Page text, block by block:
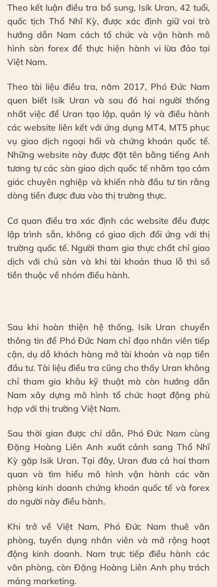
Theo kết luận điều tra bổ sung, Isik Uran, 42 tuổi,
quốc tịch Thổ Nhĩ Kỳ, được xác định giữ vai trò
hướng dẫn Nam cách tổ chức và vận hành mô
hình sàn forex để thực hiện hành vi lừa đảo tại
Việt Nam.
Theo tài liệu điều tra, năm 2017, Phó Đức Nam
quen biết Isik Uran và sau đó hai người thống
nhất việc để Uran tạo lập, quản lý và điều hành
các website liên kết với ứng dụng MT4, MT5 phục
vụ giao dịch ngoại hối và chứng khoán quốc tế.
Những website này được đặt tên bằng tiếng Anh
tương tự các sàn giao dịch quốc tế nhằm tạo cảm
giác chuyên nghiệp và khiến nhà đầu tư tin rằng
dòng tiền được đưa vào thị trường thực.
Cơ quan điều tra xác định các website đều được
lập trình sẵn, không có giao dịch đối ứng với thị
trường quốc tế. Người tham gia thực chất chỉ giao
dịch với chủ sàn và khi tài khoản thua lỗ thì số
tiền thuộc về nhóm điều hành.
Sau khi hoàn thiện hệ thống, Isik Uran chuyển
thông tin để Phó Đức Nam chỉ đạo nhân viên tiếp
cận, dụ dỗ khách hàng mở tài khoản và nạp tiền
đầu tư. Tài liệu điều tra cũng cho thấy Uran không
chỉ tham gia khâu kỹ thuật mà còn hướng dẫn
Nam xây dựng mô hình tổ chức hoạt động phù
hợp với thị trường Việt Nam.
Sau thời gian được chỉ dẫn, Phó Đức Nam cùng
Đặng Hoàng Liên Anh xuất cảnh sang Thổ Nhĩ
Kỳ gặp Isik Uran. Tại đây, Uran đưa cả hai tham
quan và tìm hiểu mô hình vận hành các văn
phòng kinh doanh chứng khoán quốc tế và forex
do người này điều hành.
Khi trở về Việt Nam, Phó Đức Nam thuê văn
phòng, tuyển dụng nhân viên và mở rộng hoạt
động kinh doanh. Nam trực tiếp điều hành các
văn phòng, còn Đặng Hoàng Liên Anh phụ trách
mảng marketing.